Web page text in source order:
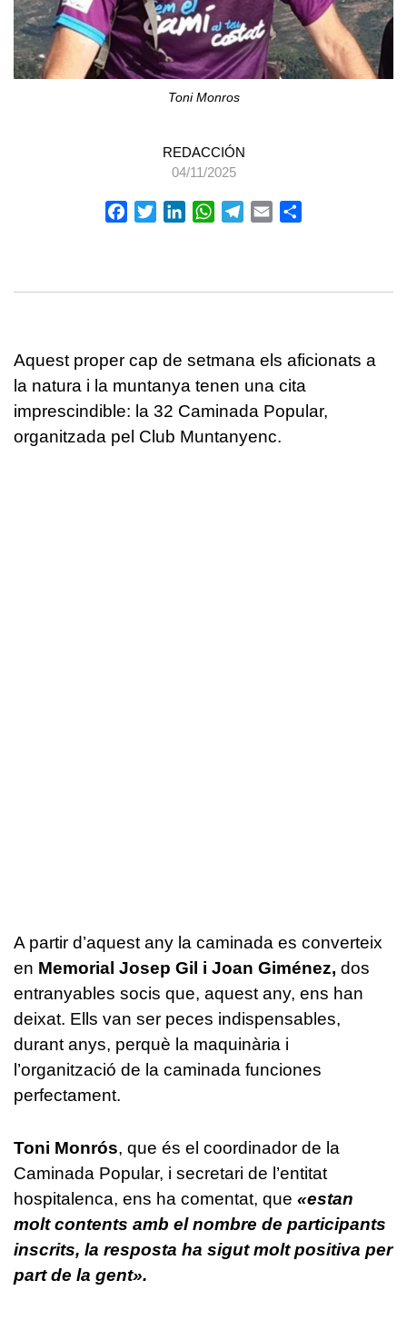
Toni Monros
REDACCIÓN
04/11/2025
FacebookTwitterLinkedInWhatsApp
Telegram
Email
Aquest proper cap de setmana els aficionats a
la natura i la muntanya tenen una cita
imprescindible: la 32 Caminada Popular,
organitzada pel Club Muntanyenc.
A partir d’aquest any la caminada es converteix
en Memorial Josep Gil i Joan Giménez, dos
entranyables socis que, aquest any, ens han
deixat. Ells van ser peces indispensables,
durant anys, perquè la maquinària i
l’organització de la caminada funciones
perfectament.
Toni Monrós, que és el coordinador de la
Caminada Popular, i secretari de l’entitat
hospitalenca, ens ha comentat, que «estan
molt contents amb el nombre de participants
inscrits, la resposta ha sigut molt positiva per
part de la gent».